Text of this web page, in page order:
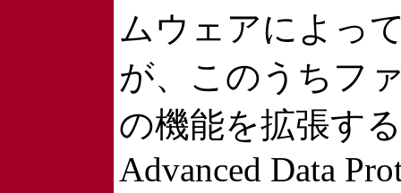
ムウェアによっ
が、このうちフ
の機能を拡張す
Advanced Data